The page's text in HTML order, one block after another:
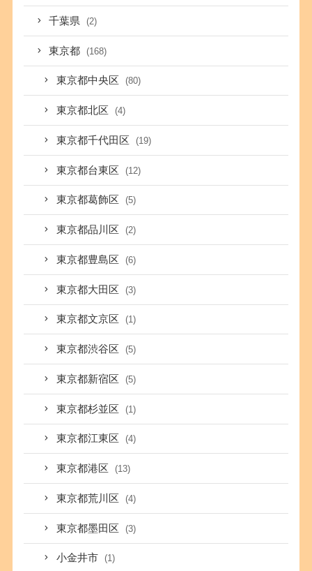
千葉県 (2)
東京都 (168)
東京都中央区 (80)
東京都北区 (4)
東京都千代田区 (19)
東京都台東区 (12)
東京都葛飾区 (5)
東京都品川区 (2)
東京都豊島区 (6)
東京都大田区 (3)
東京都文京区 (1)
東京都渋谷区 (5)
東京都新宿区 (5)
東京都杉並区 (1)
東京都江東区 (4)
東京都港区 (13)
東京都荒川区 (4)
東京都墨田区 (3)
小金井市 (1)